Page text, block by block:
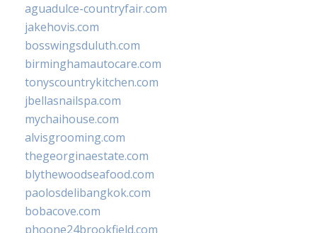
aguadulce-countryfair.com
jakehovis.com
bosswingsduluth.com
birminghamautocare.com
tonyscountrykitchen.com
jbellasnailspa.com
mychaihouse.com
alvisgrooming.com
thegeorginaestate.com
blythewoodseafood.com
paolosdelibangkok.com
bobacove.com
phoone24brookfield.com